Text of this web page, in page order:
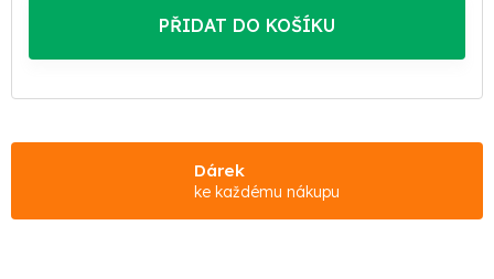
PŘIDAT DO KOŠÍKU
Dárek
ke každému nákupu